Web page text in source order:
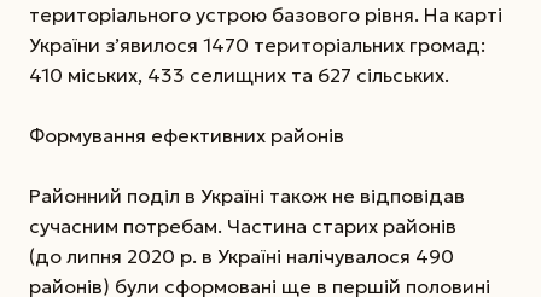
територіального устрою базового рівня. На карті
України з’явилося 1470 територіальних громад:
410 міських, 433 селищних та 627 сільських.
Формування ефективних районів
Районний поділ в Україні також не відповідав
сучасним потребам. Частина старих районів
(до липня 2020 р. в Україні налічувалося 490
районів) були сформовані ще в першій половині